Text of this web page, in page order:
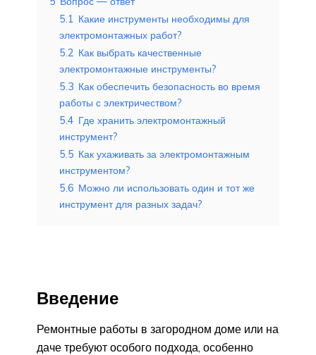
5.1 Какие инструменты необходимы для
электромонтажных работ?
5.2 Как выбрать качественные
электромонтажные инструменты?
5.3 Как обеспечить безопасность во время
работы с электричеством?
5.4 Где хранить электромонтажный
инструмент?
5.5 Как ухаживать за электромонтажным
инструментом?
5.6 Можно ли использовать один и тот же
инструмент для разных задач?
Введение
Ремонтные работы в загородном доме или на
даче требуют особого подхода, особенно